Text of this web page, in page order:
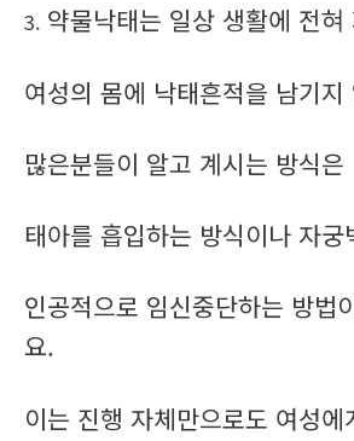
3. 약물낙태는 일상 생활에 전혀
여성의 몸에 낙태흔적을 남기지
많은분들이 알고 계시는 방식은
태아를 흡입하는 방식이나 자궁
인공적으로 임신중단하는 방법
요.
이는 진행 자체만으로도 여성에